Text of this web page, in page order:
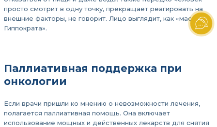
просто смотрит в одну точку, прекращает реагировать на
внешние факторы, не говорит. Лицо выглядит, как «маска
Гиппократа».
Паллиативная поддержка при
онкологии
Если врачи пришли ко мнению о невозможности лечения,
полагается паллиативная помощь. Она включает
использование мощных и действенных лекарств для снятия